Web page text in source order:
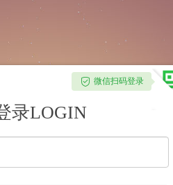
录LOGIN
微信扫码登录